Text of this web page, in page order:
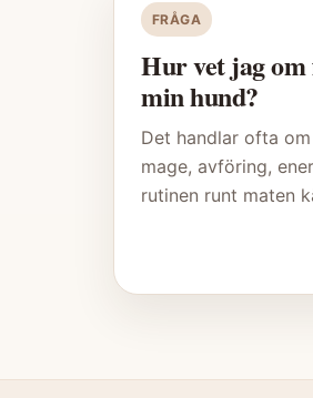
FRÅGA
Hur vet jag om
min hund?
Det handlar ofta
mage, avföring,
rutinen runt maten